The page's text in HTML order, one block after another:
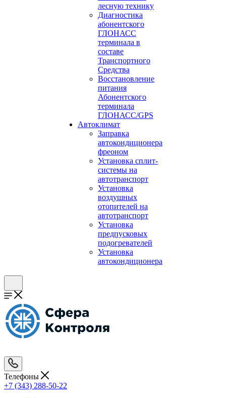
лесную технику
Диагностика
абонентского
ГЛОНАСС
терминала в
составе
Транспортного
Средства
Восстановление
питания
Абонентского
терминала
ГЛОНАСС/GPS
Автоклимат
Заправка
автокондиционера
фреоном
Установка сплит-
системы на
автотранспорт
Установка
воздушных
отопителей на
автотранспорт
Установка
предпусковых
подогревателей
Установка
автокондиционера
Телефоны
+7 (343) 288-50-22